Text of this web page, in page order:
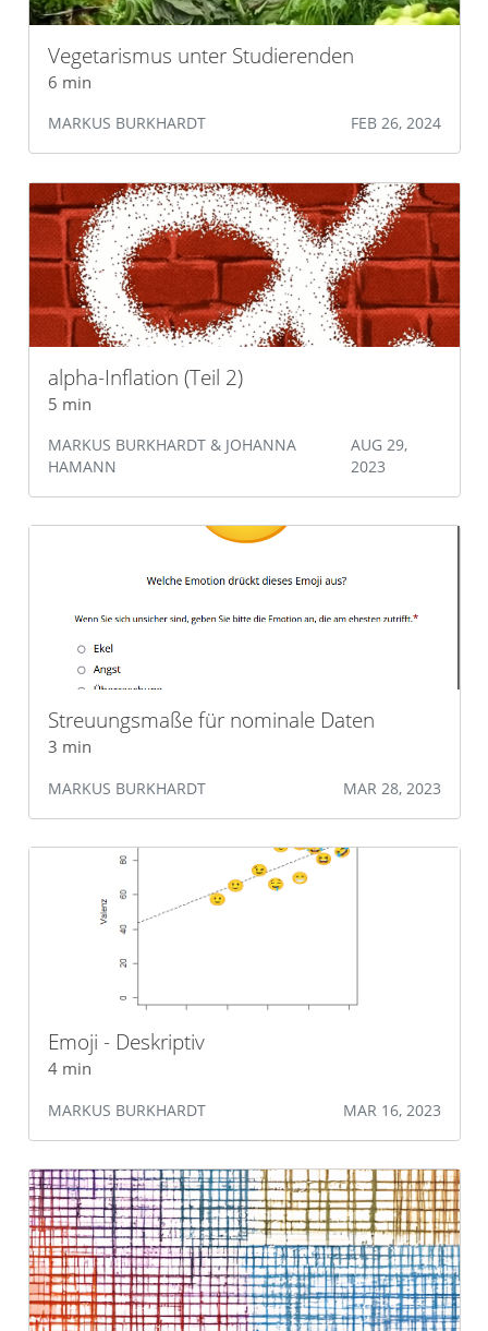
Vegetarismus unter Studierenden
6 min
MARKUS BURKHARDT FEB 26, 2024
alpha-Inflation (Teil 2)
5 min
MARKUS BURKHARDT & JOHANNA
HAMANN
AUG 29,
2023
Streuungsmaße für nominale Daten
3 min
MARKUS BURKHARDT MAR 28, 2023
Emoji - Deskriptiv
4 min
MARKUS BURKHARDT MAR 16, 2023